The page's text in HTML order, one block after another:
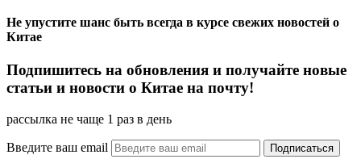
Не упустите шанс быть всегда в курсе свежих новостей о
Китае
Подпишитесь на обновления и получайте новые
статьи и новости о Китае на почту!
рассылка не чаще 1 раз в день
Введите ваш email